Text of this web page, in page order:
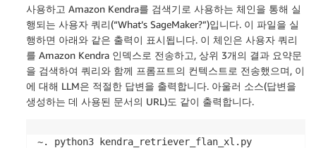
사용하고 Amazon Kendra를 검색기로 사용하는 체인을 통해 실
행되는 사용자 쿼리(“What’s SageMaker?”)입니다. 이 파일을 실
행하면 아래와 같은 출력이 표시됩니다. 이 체인은 사용자 쿼리
를 Amazon Kendra 인덱스로 전송하고, 상위 3개의 결과 요약문
을 검색하여 쿼리와 함께 프롬프트의 컨텍스트로 전송했으며, 이
에 대해 LLM은 적절한 답변을 출력합니다. 아울러 소스(답변을
생성하는 데 사용된 문서의 URL)도 같이 출력합니다.
~. python3 kendra_retriever_flan_xl.py